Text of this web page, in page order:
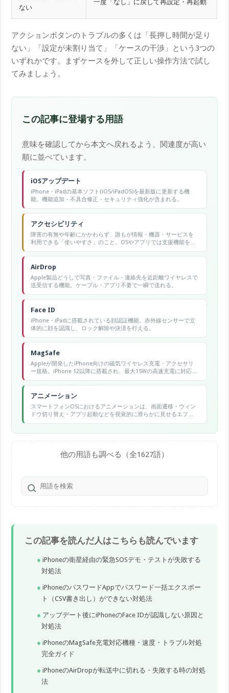
ない
一度「なし」に戻して再設定・再起動
アクションボタンのトラブルの多くは「長押し時間が足り
ない」「設定が未割り当て」「ケースの干渉」という3つの
いずれかです。まずケースを外して正しい操作方法で試し
てみましょう。
この記事に登場する用語
意味を確認してから本文へ戻れるよう、関連度が高い
順に並べています。
iOSアップデート
iPhone・iPadの基本ソフト(iOS/iPadOS)を最新版に更新する機
能。機能追加・不具合修正・セキュリティ強化が含まれる。
アクセシビリティ
障害の有無や年齢にかかわらず、誰もが情報・機器・サービスを
利用できる「使いやすさ」のこと。OSやアプリでは支援機能をま
とめたカテゴリ名でもある。
AirDrop
Apple製品どうしで写真・ファイル・連絡先を近距離ワイヤレスで
送受信する機能。ケーブル・アプリ不要で一瞬で送れる。
Face ID
iPhone・iPadに搭載されている顔認証機能。赤外線センサーで立
体的に顔を認識し、ロック解除や決済を行える。
MagSafe
Appleが開発したiPhone向けの磁気ワイヤレス充電・アクセサリ
ー規格。iPhone 12以降に搭載され、最大15Wの高速充電に対応す
る。
アニメーション
スマートフォンOSにおけるアニメーションは、画面遷移・ウィン
ドウ切り替え・アプリ起動などを視覚的に滑らかに見せるエフェ
クトで、Androidの開発者オプションで速度調整が可能です。
他の用語も調べる（全1627語）
この記事を読んだ人はこちらも読んでいます
iPhoneの衛星経由の緊急SOSデモ・テストが失敗する
対処法
iPhoneのパスワードAppでパスワード一括エクスポー
ト（CSV書き出し）ができない対処法
アップデート後にiPhoneのFace IDが認識しない原因と
対処法
iPhoneのMagSafe充電対応機種・速度・トラブル対処
完全ガイド
iPhoneのAirDropが転送中に切れる・失敗する時の対処
法